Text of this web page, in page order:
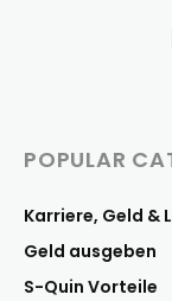
POPULAR
Karriere, Geld &
Geld ausgeben
S-Quin Vorteile